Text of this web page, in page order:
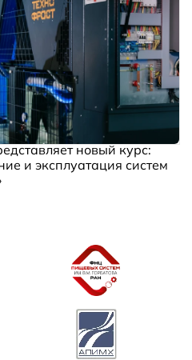
новый курс:
и эксплуатация систем